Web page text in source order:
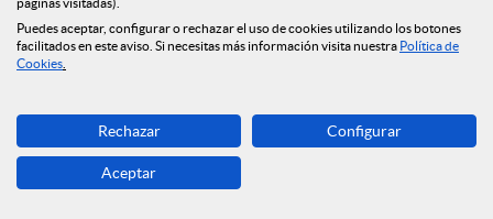
En cuanto a la apuesta de Caja de Ingenieros por la
oficinas continuará siendo cómo ha sido siempre, progresivo.
Y hay una apuesta clarísima por la digitalización. El mejor
está para venir”.
Puedes aceptar, configurar o rechazar el uso de cookies utilizando los botones
facilitados en este aviso. Si necesitas más información visita nuestra Política de
Cookies
Rechazar Configurar
Aceptar